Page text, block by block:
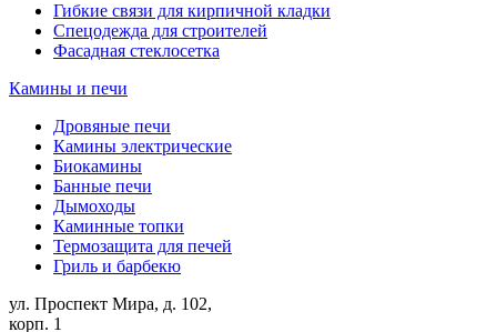
Гибкие связи для кирпичной кладки
Спецодежда для строителей
Фасадная стеклосетка
Камины и печи
Дровяные печи
Камины электрические
Биокамины
Банные печи
Дымоходы
Каминные топки
Термозащита для печей
Гриль и барбекю
ул. Проспект Мира, д. 102,
корп. 1